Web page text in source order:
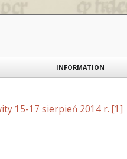
INFORMATION
15-17 sierpień 2014 r. [1]